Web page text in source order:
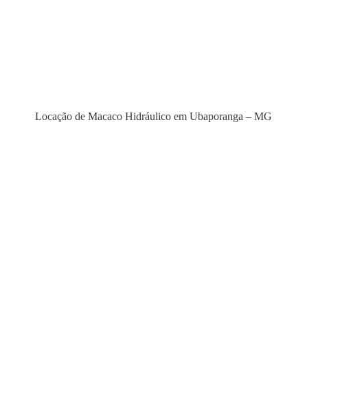
Locação de Macaco Hidráulico em Ubaporanga – MG